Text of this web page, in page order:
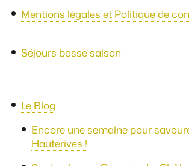
Mentions légales et Politique de
Séjours basse saison
Le Blog
Encore une semaine pour
Hauterives !